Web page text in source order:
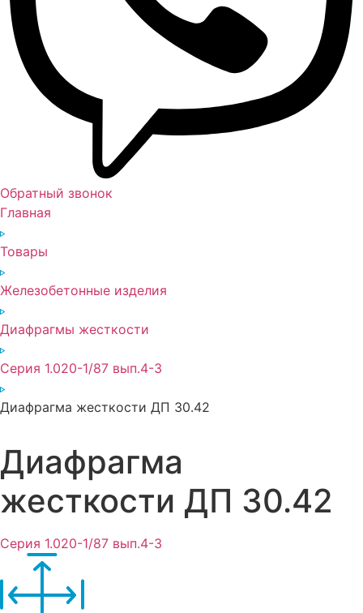
Обратный звонок
Главная
Товары
Железобетонные изделия
Диафрагмы жесткости
Серия 1.020-1/87 вып.4-3
Диафрагма жесткости ДП 30.42
Диафрагма
жесткости ДП 30.42
Серия 1.020-1/87 вып.4-3